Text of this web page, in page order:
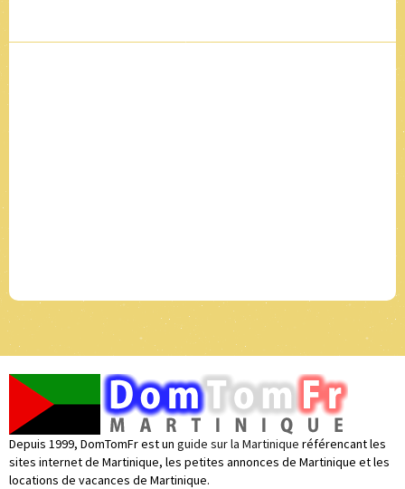
Depuis 1999, DomTomFr est un guide sur la Martinique référencant les
sites internet de Martinique, les petites annonces de Martinique et les
locations de vacances de Martinique.